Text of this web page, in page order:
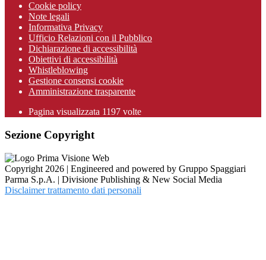
Cookie policy
Note legali
Informativa Privacy
Ufficio Relazioni con il Pubblico
Dichiarazione di accessibilità
Obiettivi di accessibilità
Whistleblowing
Gestione consensi cookie
Amministrazione trasparente
Pagina visualizzata 1197 volte
Sezione Copyright
Copyright 2026 | Engineered and powered by Gruppo Spaggiari
Parma S.p.A. | Divisione Publishing & New Social Media
Disclaimer trattamento dati personali